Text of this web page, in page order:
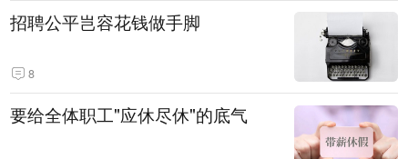
招聘公平岂容花钱做手脚
8
要给全体职工"应休尽休"的底气